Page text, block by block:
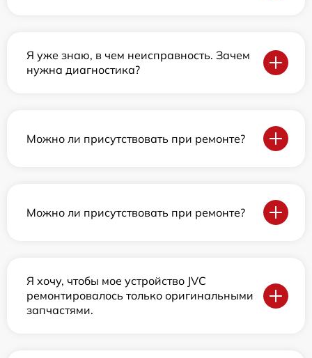
Я уже знаю, в чем неисправность. Зачем
нужна диагностика?
Можно ли присутствовать при ремонте?
Можно ли присутствовать при ремонте?
Я хочу, чтобы мое устройство JVC
ремонтировалось только оригинальными
запчастями.